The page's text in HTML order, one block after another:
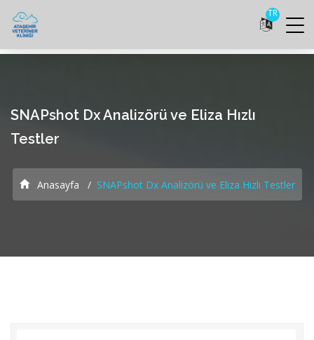
TR
SNAPshot Dx Analizörü ve Eliza Hızlı
Testler
Anasayfa SNAPshot Dx Analizörü ve Eliza Hızlı Testler